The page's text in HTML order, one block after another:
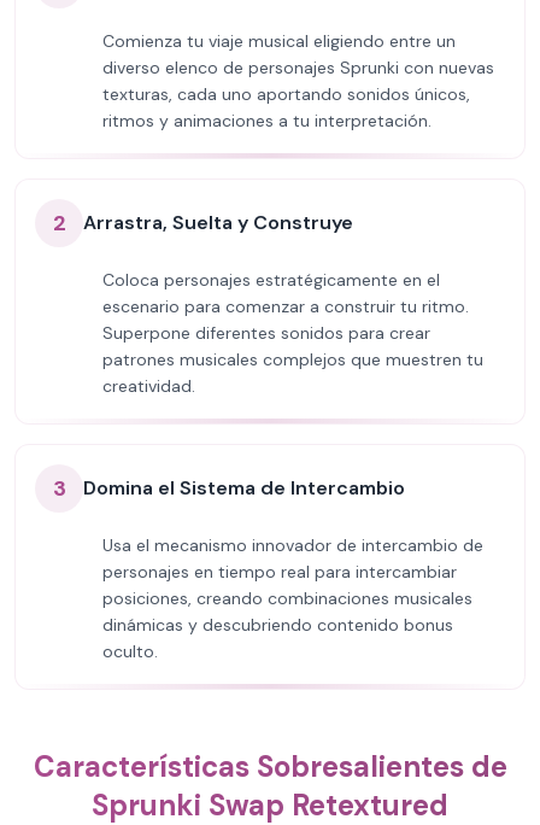
Comienza tu viaje musical eligiendo entre un
diverso elenco de personajes Sprunki con nuevas
texturas, cada uno aportando sonidos únicos,
ritmos y animaciones a tu interpretación.
2 Arrastra, Suelta y Construye
Coloca personajes estratégicamente en el
escenario para comenzar a construir tu ritmo.
Superpone diferentes sonidos para crear
patrones musicales complejos que muestren tu
creatividad.
3 Domina el Sistema de Intercambio
Usa el mecanismo innovador de intercambio de
personajes en tiempo real para intercambiar
posiciones, creando combinaciones musicales
dinámicas y descubriendo contenido bonus
oculto.
Características Sobresalientes de
Sprunki Swap Retextured